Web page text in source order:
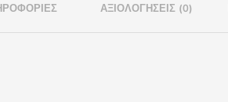
ΑΞΙΟΛΟΓΉΣΕΙΣ (0)